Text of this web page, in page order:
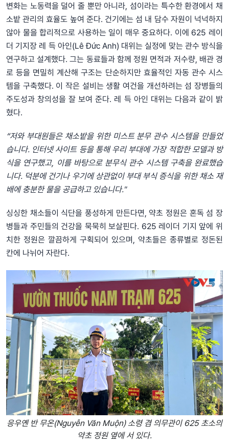
변화는 노동력을 덜어 줄 뿐만 아니라, 섬이라는 특수한 환경에서 채
소밭 관리의 효율도 높여 준다. 건기에는 섬 내 담수 자원이 넉넉하지
않아 물을 합리적으로 사용하는 일이 매우 중요하다. 이에 625 레이
더 기지장 레 득 아인(Lê Đức Anh) 대위는 실정에 맞는 관수 방식을
연구하고 설계했다. 그는 동료들과 함께 정원 면적과 저수량, 배관 경
로 등을 면밀히 계산해 구조는 단순하지만 효율적인 자동 관수 시스
템을 구축했다. 이 작은 설비는 생활 여건을 개선하려는 섬 장병들의
주도성과 창의성을 잘 보여 준다. 레 득 아인 대위는 다음과 같이 밝
혔다.
“저와 부대원들은 채소밭을 위한 미스트 분무 관수 시스템을 만들었
습니다. 인터넷 사이트 등을 통해 우리 부대에 가장 적합한 모델과 방
식을 연구했고, 이를 바탕으로 분무식 관수 시스템 구축을 완료했습
니다. 덕분에 건기나 우기에 상관없이 부대 부식 증식을 위한 채소 재
배에 충분한 물을 공급하고 있습니다."
싱싱한 채소들이 식단을 풍성하게 만든다면, 약초 정원은 혼독 섬 장
병들과 주민들의 건강을 묵묵히 보살핀다. 625 레이더 기지 앞에 위
치한 정원은 깔끔하게 구획되어 있으며, 약초들은 종류별로 정돈된
칸에 나뉘어 자란다.
응우옌 반 무온(Nguyễn Văn Muộn) 소령 겸 의무관이 625 초소의
약초 정원 옆에 서 있다.